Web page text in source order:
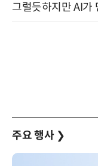
주요 행사 ❯